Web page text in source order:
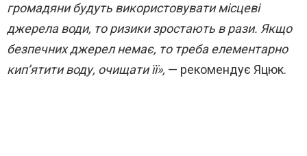
громадяни будуть використовувати місцеві
джерела води, то ризики зростають в рази. Якщо
безпечних джерел немає, то треба елементарно
кип’ятити воду, очищати її», — рекомендує Яцюк.